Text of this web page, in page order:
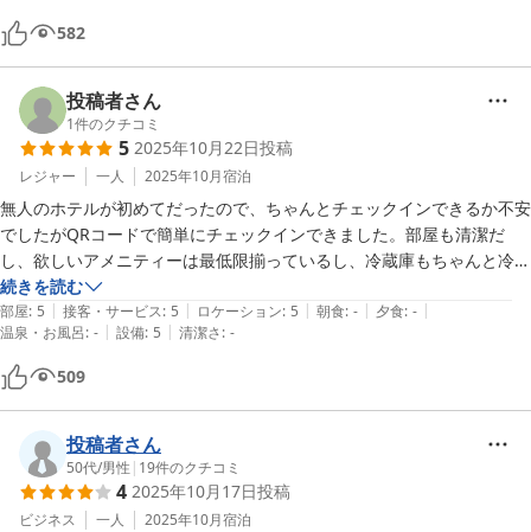
582
投稿者さん
1件のクチコミ
5 2025年10月22日投稿
レジャー 一人 2025年10月宿泊
無人のホテルが初めてだったので、ちゃんとチェックインできるか不安
でしたがQRコードで簡単にチェックインできました。部屋も清潔だ
し、欲しいアメニティーは最低限揃っているし、冷蔵庫もちゃんと冷え
ます。かなり気楽に過ごせるので連泊で滞在するのにも良さそうだなと
思いました。
続きを読む
部屋: 5 | 接客・サービス: 5 | ロケーション: 5 | 朝食: - | 夕食: - |
温泉・お風呂: - | 設備: 5 | 清潔さ: -
509
投稿者さん
50代/男性 | 19件のクチコミ
4 2025年10月17日投稿
ビジネス 一人 2025年10月宿泊